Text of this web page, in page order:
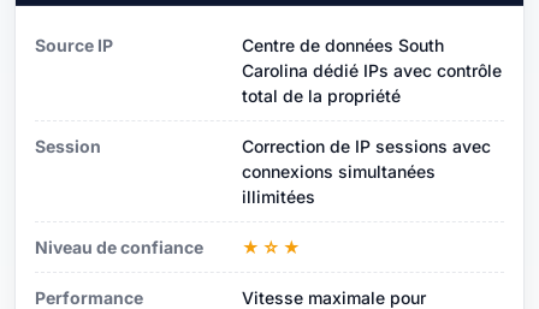
Source IP
Centre de données South
Carolina dédié IPs avec contrôle
total de la propriété
Session
Correction de IP sessions avec
connexions simultanées
illimitées
Niveau de confiance ★☆★
Performance
Vitesse maximale pour